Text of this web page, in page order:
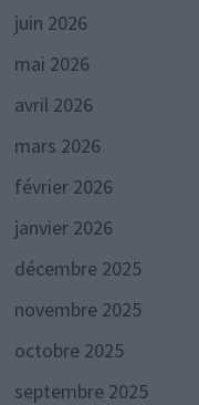
juin 2026
mai 2026
avril 2026
mars 2026
février 2026
janvier 2026
décembre 2025
novembre 2025
octobre 2025
septembre 2025